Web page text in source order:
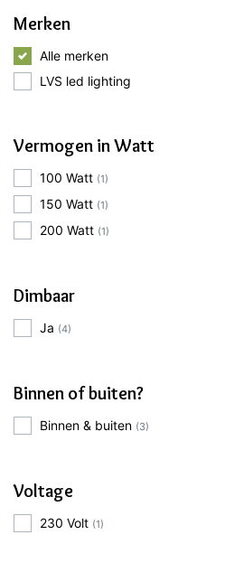
Merken
Alle merken
LVS led lighting
Vermogen in Watt
100 Watt (1)
150 Watt (1)
200 Watt (1)
Dimbaar
Ja (4)
Binnen of buiten?
Binnen & buiten (3)
Voltage
230 Volt (1)